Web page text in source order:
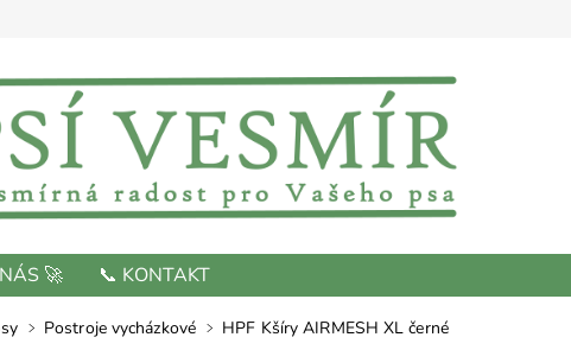
🚀 📞 KONTAKT
Postroje vycházkové HPF Kšíry AIRMESH XL černé